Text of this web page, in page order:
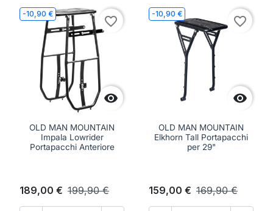
-10,90 €

favorite_border
OLD MAN MOUNTAIN
Impala Lowrider
Portapacchi Anteriore
189,00 € 199,90 €
-10,90 €

favorite_border
OLD MAN MOUNTAIN
Elkhorn Tall Portapacchi
per 29"
159,00 € 169,90 €